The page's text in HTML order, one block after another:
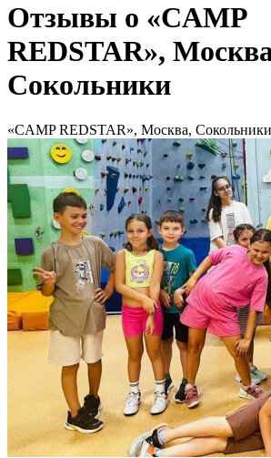
Отзывы о «CAMP
REDSTAR»,
Сокольники
«CAMP REDSTAR», Москва, Сокольники